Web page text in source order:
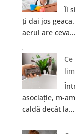
Îl
ți dai jos
aerul are ceva…
asociație, m-
caldă decât la…